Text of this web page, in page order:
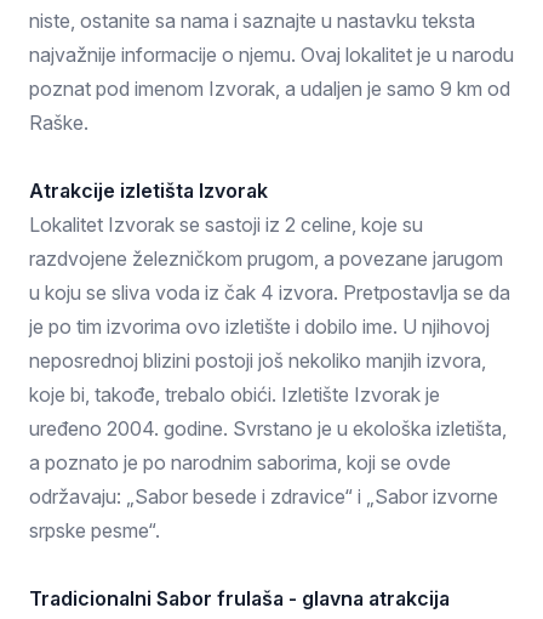
niste, ostanite sa nama i saznajte u nastavku teksta
najvažnije informacije o njemu. Ovaj lokalitet je u narodu
poznat pod imenom Izvorak, a udaljen je samo 9 km od
Raške.
Atrakcije izletišta Izvorak
Lokalitet Izvorak se sastoji iz 2 celine, koje su
razdvojene železničkom prugom, a povezane jarugom
u koju se sliva voda iz čak 4 izvora. Pretpostavlja se da
je po tim izvorima ovo izletište i dobilo ime. U njihovoj
neposrednoj blizini postoji još nekoliko manjih izvora,
koje bi, takođe, trebalo obići. Izletište Izvorak je
uređeno 2004. godine. Svrstano je u ekološka izletišta,
a poznato je po narodnim saborima, koji se ovde
održavaju: „Sabor besede i zdravice“ i „Sabor izvorne
srpske pesme“.
Tradicionalni Sabor frulaša - glavna atrakcija